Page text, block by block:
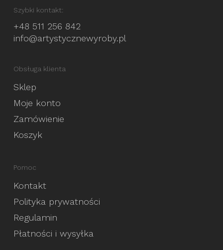
Szybki kontakt:
+48 511 256 842
info@artystycznewyroby.pl
Obsługa klienta
Sklep
Moje konto
Zamówienie
Koszyk
Pomoc
Kontakt
Polityka prywatności
Regulamin
Płatności i wysyłka